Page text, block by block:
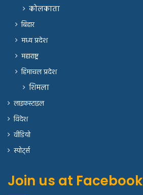
कोलकाता
बिहार
मध्य प्रदेश
महाराष्ट्र
हिमाचल प्रदेश
शिमला
लाइफस्टाइल
विदेश
वीडियो
स्पोर्ट्स
Join us at Facebook